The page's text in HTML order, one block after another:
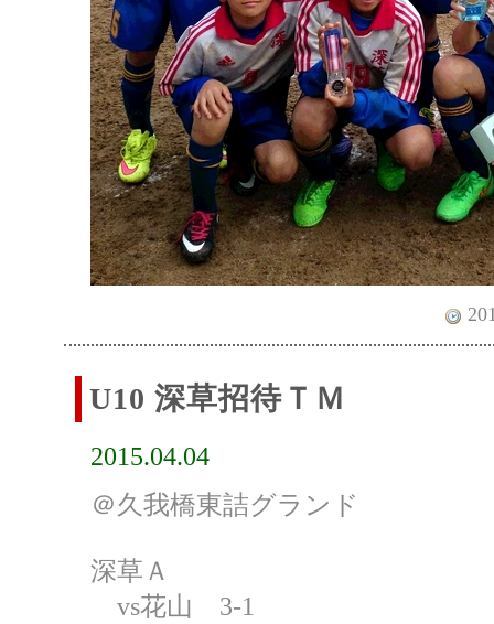
U10 深草招待ＴＭ
2015.04.04
＠久我橋東詰グランド
深草Ａ
vs花山 3-1